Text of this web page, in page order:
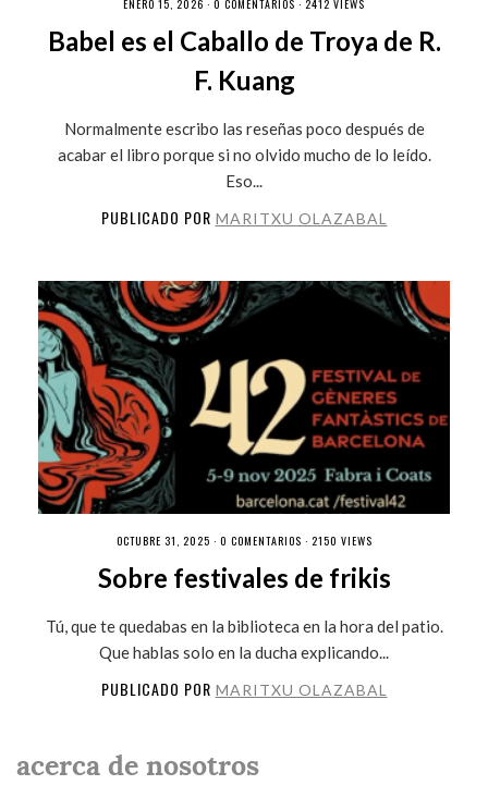
ENERO 15, 2026 · 0 COMENTARIOS · 2412 VIEWS
Babel es el Caballo de Troya de R.
F. Kuang
Normalmente escribo las reseñas poco después de
acabar el libro porque si no olvido mucho de lo leído.
Eso...
PUBLICADO POR MARITXU OLAZABAL
OCTUBRE 31, 2025 · 0 COMENTARIOS · 2150 VIEWS
Sobre festivales de frikis
Tú, que te quedabas en la biblioteca en la hora del patio.
Que hablas solo en la ducha explicando...
PUBLICADO POR MARITXU OLAZABAL
acerca de nosotros